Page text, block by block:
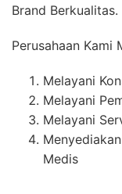
Brand Berkualitas.
Perusahaan Kami
Melayani
Melayani
Melayani
Medis